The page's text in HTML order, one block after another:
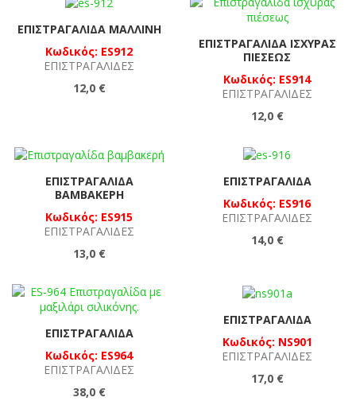
ΕΠΙΣΤΡΑΓΑΛΊΔΑ ΜΆΛΛΙΝΗ
Κωδικός: ES912
ΕΠΙΣΤΡΑΓΑΛΊΔΕΣ
12,0 €
ΕΠΙΣΤΡΑΓΑΛΊΔΑ ΙΣΧΥΡΆΣ
ΠΙΈΣΕΩΣ
Κωδικός: ES914
ΕΠΙΣΤΡΑΓΑΛΊΔΕΣ
12,0 €
ΕΠΙΣΤΡΑΓΑΛΊΔΑ
ΒΑΜΒΑΚΕΡΉ
Κωδικός: ES915
ΕΠΙΣΤΡΑΓΑΛΊΔΕΣ
13,0 €
ΕΠΙΣΤΡΑΓΑΛΊΔΑ
Κωδικός: ES916
ΕΠΙΣΤΡΑΓΑΛΊΔΕΣ
14,0 €
ΕΠΙΣΤΡΑΓΑΛΊΔΑ
Κωδικός: ES964
ΕΠΙΣΤΡΑΓΑΛΊΔΕΣ
38,0 €
ΕΠΙΣΤΡΑΓΑΛΊΔΑ
Κωδικός: NS901
ΕΠΙΣΤΡΑΓΑΛΊΔΕΣ
17,0 €